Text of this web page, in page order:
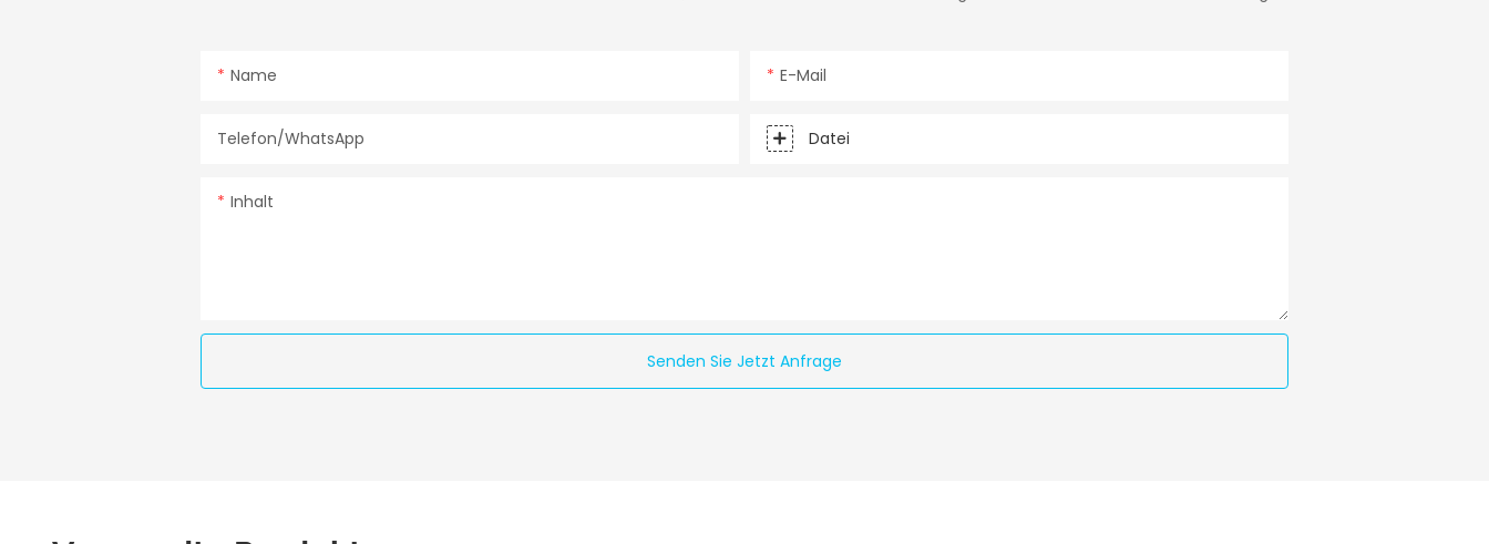
Name E-Mail
Telefon/WhatsApp Datei
Inhalt
Senden Sie Jetzt Anfrage